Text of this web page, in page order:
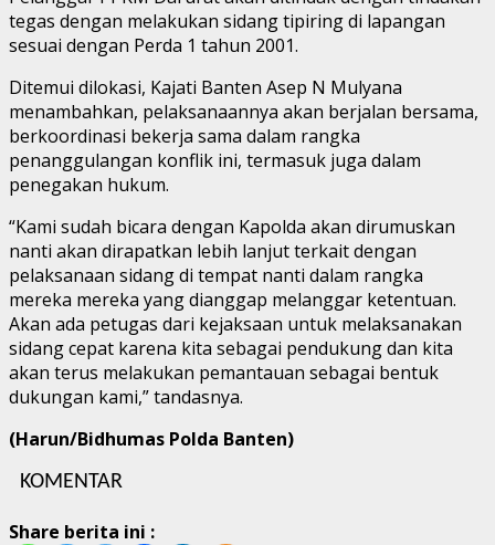
tegas dengan melakukan sidang tipiring di lapangan
sesuai dengan Perda 1 tahun 2001.
Ditemui dilokasi, Kajati Banten Asep N Mulyana
menambahkan, pelaksanaannya akan berjalan bersama,
berkoordinasi bekerja sama dalam rangka
penanggulangan konflik ini, termasuk juga dalam
penegakan hukum.
“Kami sudah bicara dengan Kapolda akan dirumuskan
nanti akan dirapatkan lebih lanjut terkait dengan
pelaksanaan sidang di tempat nanti dalam rangka
mereka mereka yang dianggap melanggar ketentuan.
Akan ada petugas dari kejaksaan untuk melaksanakan
sidang cepat karena kita sebagai pendukung dan kita
akan terus melakukan pemantauan sebagai bentuk
dukungan kami,” tandasnya.
(Harun/Bidhumas Polda Banten)
KOMENTAR
Share berita ini :